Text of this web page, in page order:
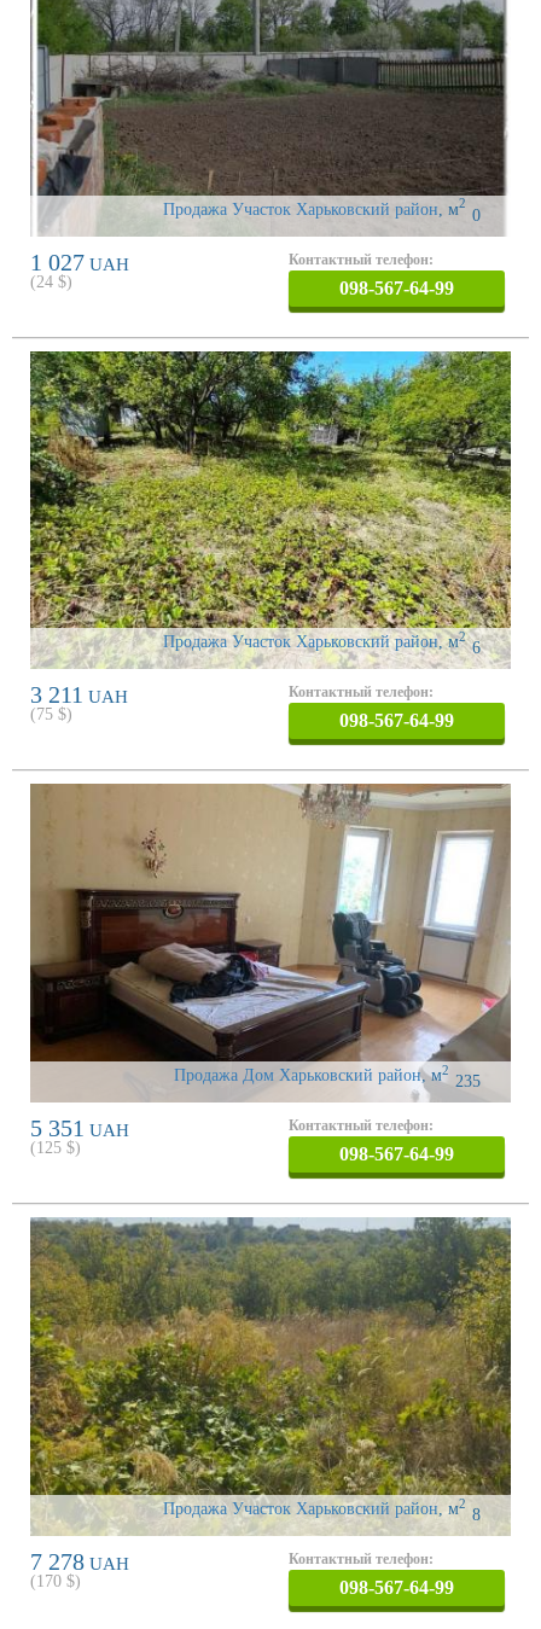
Продажа Участок Харьковский район 0
м2
1 027 UAH
(24 $)
Контактный телефон:
098-567-64-99
Продажа Участок Харьковский район, 6
м2
3 211 UAH
(75 $)
Контактный телефон:
098-567-64-99
Продажа Дом Харьковский район, 235
м2
5 351 UAH
(125 $)
Контактный телефон:
098-567-64-99
Продажа Участок Харьковский район, 8
м2
7 278 UAH
(170 $)
Контактный телефон:
098-567-64-99